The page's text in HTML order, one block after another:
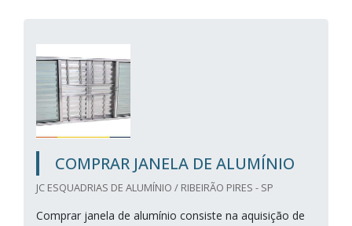
COMPRAR JANELA DE ALUMÍNIO
JC ESQUADRIAS DE ALUMÍNIO / RIBEIRÃO PIRES - SP
Comprar janela de alumínio consiste na aquisição de